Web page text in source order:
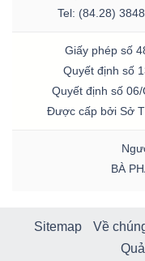
Tel: (84.28)
Giấy phép số
Quyết định số
Quyết định số
Được cấp bởi Sở
BÀ
Sitemap Về